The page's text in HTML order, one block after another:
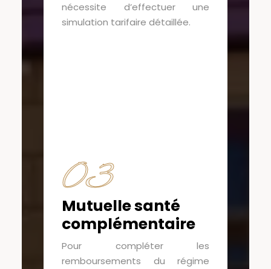
nécessite d’effectuer une
simulation tarifaire détaillée.
03
Mutuelle santé
complémentaire
Pour compléter les
remboursements du régime